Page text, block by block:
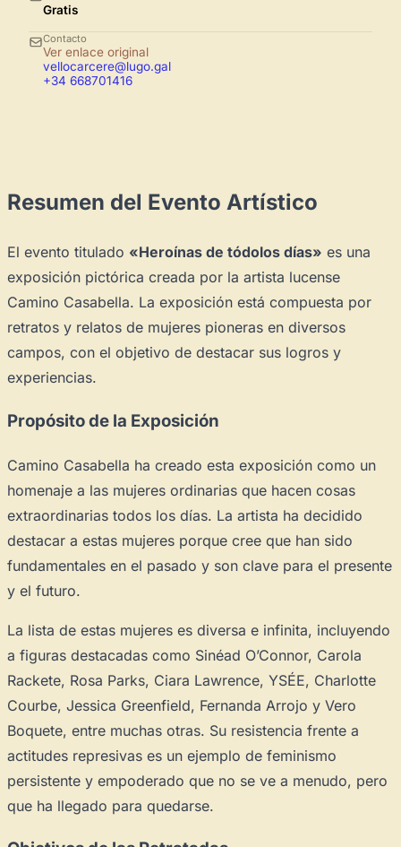
Gratis
Contacto
Ver enlace original
vellocarcere@lugo.gal
+34 668701416
Resumen del Evento Artístico
El evento titulado «Heroínas de tódolos días» es una
exposición pictórica creada por la artista lucense
Camino Casabella. La exposición está compuesta por
retratos y relatos de mujeres pioneras en diversos
campos, con el objetivo de destacar sus logros y
experiencias.
Propósito de la Exposición
Camino Casabella ha creado esta exposición como un
homenaje a las mujeres ordinarias que hacen cosas
extraordinarias todos los días. La artista ha decidido
destacar a estas mujeres porque cree que han sido
fundamentales en el pasado y son clave para el presente
y el futuro.
La lista de estas mujeres es diversa e infinita, incluyendo
a figuras destacadas como Sinéad O’Connor, Carola
Rackete, Rosa Parks, Ciara Lawrence, YSÉE, Charlotte
Courbe, Jessica Greenfield, Fernanda Arrojo y Vero
Boquete, entre muchas otras. Su resistencia frente a
actitudes represivas es un ejemplo de feminismo
persistente y empoderado que no se ve a menudo, pero
que ha llegado para quedarse.